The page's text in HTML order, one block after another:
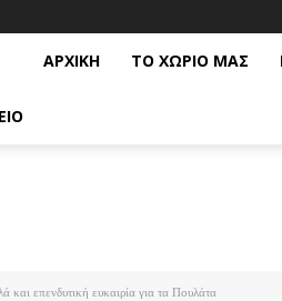
ΑΡΧΙΚΗ ΤΟ ΧΩΡΙΟ ΜΑΣ
επενδυτική ευκαιρία για τα Πουλάτα